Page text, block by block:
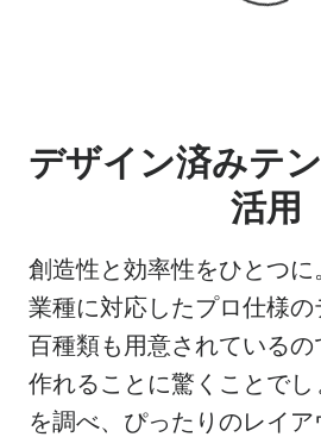
デザイン済みテ
活用
創造性と効率性をひとつ
業種に対応したプロ仕様
百種類も用意されているの
作れることに驚くことでし
を調べ、ぴったりのレイ